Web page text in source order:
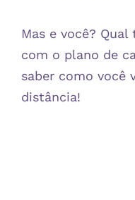
Mas e você?
com o plano de
saber como você
distância!